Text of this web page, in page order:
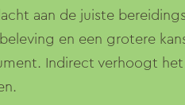
aan de juiste
en een grotere
Indirect verhoogt